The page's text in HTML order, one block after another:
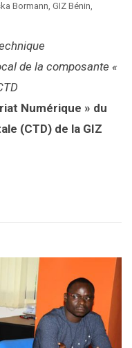
Bormann, GIZ Bénin,
de la composante «
Numérique » du
(CTD) de la GIZ